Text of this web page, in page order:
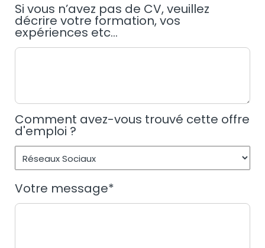
Si vous n’avez pas de CV, veuillez
décrire votre formation, vos
expériences etc...
Comment avez-vous trouvé cette offre
d'emploi ?
Votre message*